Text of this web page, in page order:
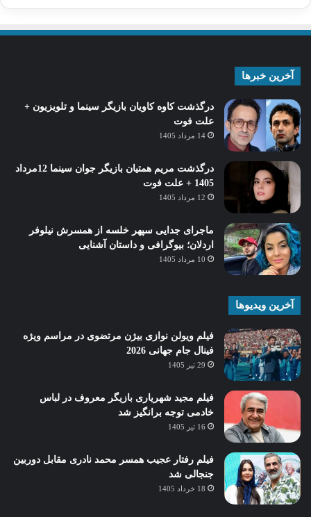
آخرین خبرها
درگذشت کاوه کاویان بازیگر سینما و تلویزیون +
علت فوت
14 مرداد 1405
درگذشت مریم همتیان بازیگر جوان سینما 12مرداد
1405 + علت فوت
12 مرداد 1405
ماجرای جدایی سپهر خلسه از همسرش نیلوفر
اردلان؛ بیوگرافی و داستان آشنایی
10 مرداد 1405
آخرین ویدیوها
فیلم ویولن نوازی بیژن مرتضوی در مراسم ویژه
فینال جام جهانی 2026
29 تیر 1405
فیلم مجید شهریاری بازیگر معروف در لباس
خادمی توجه برانگیز شد
16 تیر 1405
فیلم رفتار عجیب همسر محمد نادری مقابل دوربین
جنجالی شد
18 خرداد 1405